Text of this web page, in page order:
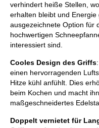
verhindert heiße Stellen,
erhalten bleibt und
ausgezeichnete Option für
hochwertigen
interessiert sind.
Cooles Design des Griffs
einen hervorragenden
Hitze kühl anfühlt. Dies
beim Kochen und macht
maßgeschneidertes
Doppelt vernietet für